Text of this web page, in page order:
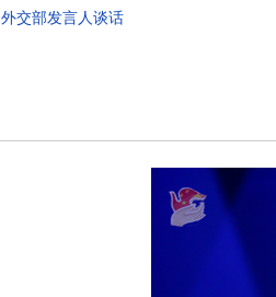
外交部发言人谈话